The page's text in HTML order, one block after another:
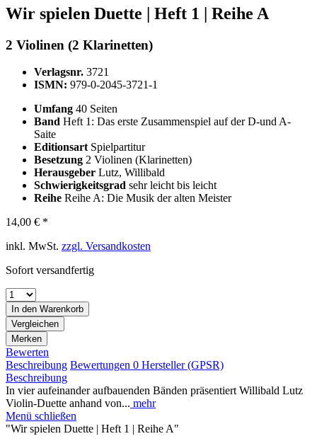
Wir spielen Duette | Heft 1 | Reihe A
2 Violinen (2 Klarinetten)
Verlagsnr. 3721
ISMN: 979-0-2045-3721-1
Umfang 40 Seiten
Band Heft 1: Das erste Zusammenspiel auf der D-und A-
Saite
Editionsart Spielpartitur
Besetzung 2 Violinen (Klarinetten)
Herausgeber Lutz, Willibald
Schwierigkeitsgrad sehr leicht bis leicht
Reihe Reihe A: Die Musik der alten Meister
14,00 € *
inkl. MwSt. zzgl. Versandkosten
Sofort versandfertig
In den Warenkorb
Vergleichen
Merken
Bewerten
Beschreibung Bewertungen 0 Hersteller (GPSR)
Beschreibung
In vier aufeinander aufbauenden Bänden präsentiert Willibald Lutz
Violin-Duette anhand von... mehr
Menü schließen
"Wir spielen Duette | Heft 1 | Reihe A"